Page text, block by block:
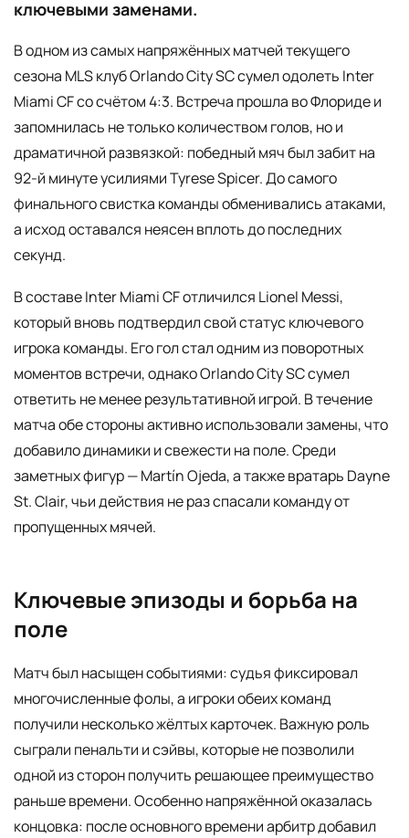
ключевыми заменами.
В одном из самых напряжённых матчей текущего
сезона MLS клуб Orlando City SC сумел одолеть Inter
Miami CF со счётом 4:3. Встреча прошла во Флориде и
запомнилась не только количеством голов, но и
драматичной развязкой: победный мяч был забит на
92-й минуте усилиями Tyrese Spicer. До самого
финального свистка команды обменивались атаками,
а исход оставался неясен вплоть до последних
секунд.
В составе Inter Miami CF отличился Lionel Messi,
который вновь подтвердил свой статус ключевого
игрока команды. Его гол стал одним из поворотных
моментов встречи, однако Orlando City SC сумел
ответить не менее результативной игрой. В течение
матча обе стороны активно использовали замены, что
добавило динамики и свежести на поле. Среди
заметных фигур — Martín Ojeda, а также вратарь Dayne
St. Clair, чьи действия не раз спасали команду от
пропущенных мячей.
Ключевые эпизоды и борьба на
поле
Матч был насыщен событиями: судья фиксировал
многочисленные фолы, а игроки обеих команд
получили несколько жёлтых карточек. Важную роль
сыграли пенальти и сэйвы, которые не позволили
одной из сторон получить решающее преимущество
раньше времени. Особенно напряжённой оказалась
концовка: после основного времени арбитр добавил